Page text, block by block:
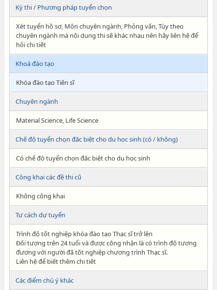
Kỳ thi / Phương pháp tuyển chọn
Xét tuyển hồ sơ, Môn chuyên ngành, Phỏng vấn, Tùy theo
chuyên ngành mà nội dung thi sẽ khác nhau nên hãy liên hệ để
hỏi chi tiết
Khoá đào tạo
Khóa đào tạo Tiến sĩ
Chuyên ngành
Material Science, Life Science
Chế độ tuyển chọn đăc biệt cho du học sinh (có / không)
Có chế độ tuyển chọn đăc biệt cho du học sinh
Công khai các đề thi cũ
Không công khai
Tư cách dự tuyển
Trình độ tốt nghiệp khóa đào tạo Thạc sĩ trở lên
Đối tượng trên 24 tuổi và được công nhận là có trình độ tương
đương với người đã tốt nghiệp chương trình Thạc sĩ.
Liên hệ để biết thêm chi tiết
Các điểm chú ý khác